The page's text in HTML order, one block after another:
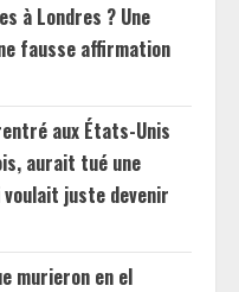
à Londres ? Une
fausse affirmation
aux États-Unis
aurait tué une
juste devenir
murieron en el